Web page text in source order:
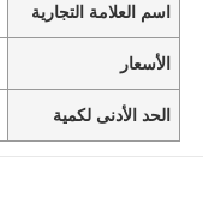
اسم العلامة التجارية
الأسعار
الحد الأدنى لكمية